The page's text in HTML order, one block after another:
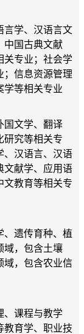
言学、汉语言文
中国古典文献
关专业 ；社会学
；信息资源管理
学等相关专业
国文学、翻译
研究等相关专
、汉语言、汉语
文献学、应用语
文教育等相关专
、遗传育种、植
域，包含土壤
域，包含农业信
、课程与教学
教育学、职业技